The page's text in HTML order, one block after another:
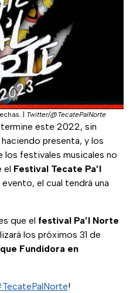
Twitter/@TecatePalNorte
termine este 2022, sin
presenta, y los
los festivales musicales no
el Festival Tecate Pa’l
el cual tendrá una
que el festival Pa’l Norte
los próximos 31 de
Fundidora en
!